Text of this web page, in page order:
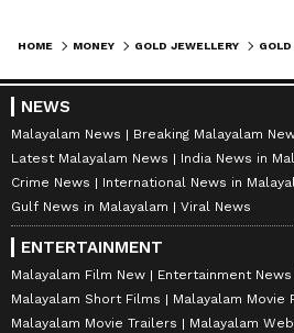
HOME MONEY GOLD JEWELLERY
NEWS
Malayalam News
Breaking Malayalam
Latest Malayalam News
India News in
Crime News
International News in
Gulf News in Malayalam
Viral News
ENTERTAINMENT
Malayalam Film New
Entertainment
Malayalam Short Films
Malayalam Movie
Malayalam Movie Trailers
Malayalam